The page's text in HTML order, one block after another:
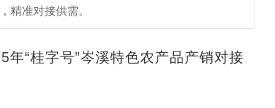
精准对接供需。
桂字号”岑溪特色农产品产销对接